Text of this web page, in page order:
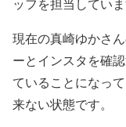
ッフを担当していま
現在の真崎ゆかさ
ーとインスタを確
ていることになっ
来ない状態です。